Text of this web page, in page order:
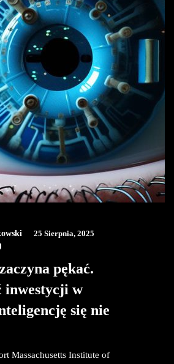
25 Sierpnia, 2025
pękać.
inwestycji w
się nie
Massachusetts Institute of